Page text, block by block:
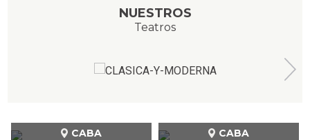
NUESTROS
Teatros
CABA
CABA